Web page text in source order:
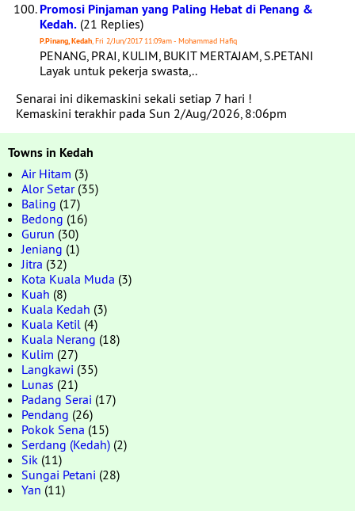
Promosi Pinjaman yang Paling Hebat di Penang &
Kedah. (21 Replies)
P.Pinang, Kedah, Fri 2/Jun/2017 11:09am - Mohammad Hafiq
PENANG, PRAI, KULIM, BUKIT MERTAJAM, S.PETANI
Layak untuk pekerja swasta,..
Senarai ini dikemaskini sekali setiap 7 hari !
Kemaskini terakhir pada Sun 2/Aug/2026, 8:06pm
Towns in Kedah
Air Hitam (3)
Alor Setar(35)
Baling (17)
Bedong (16)
Gurun (30)
Jeniang (1)
Jitra (32)
Kota Kuala Muda (3)
Kuah (8)
Kuala Kedah (3)
Kuala Ketil (4)
Kuala Nerang (18)
Kulim (27)
Langkawi (35)
Lunas (21)
Padang Serai (17)
Pendang (26)
Pokok Sena (15)
Serdang (Kedah) (2)
Sik (11)
Sungai Petani (28)
Yan (11)